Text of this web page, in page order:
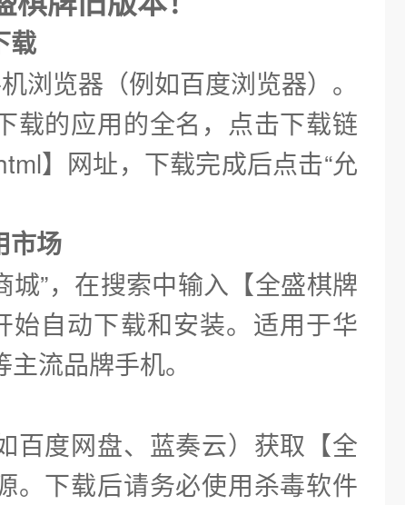
载
浏览器（例如百度浏览器）。
载的应用的全名，点击下载链
】网址，下载完成后点击“允
场
城”，在搜索中输入【全盛棋牌
始自动下载和安装。适用于华
流品牌手机。
百度网盘、蓝奏云）获取【全
。下载后请务必使用杀毒软件